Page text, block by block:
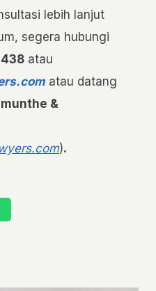
lebih lanjut
segera hubungi
atau
atau datang
&
).